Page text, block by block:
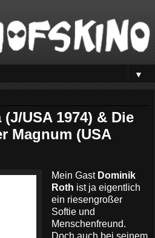
▼
(J/USA 1974) & Die
Magnum (USA
Mein Gast Dominik
Roth ist ja eigentlich
ein riesengroßer
Softie und
Menschenfreund.
Doch auch bei seinem